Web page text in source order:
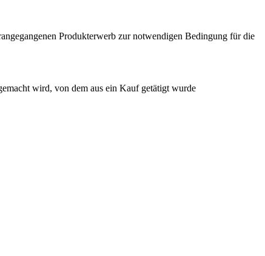
Produkterwerb zur notwendigen Bedingung für die
wird, von dem aus ein Kauf getätigt wurde